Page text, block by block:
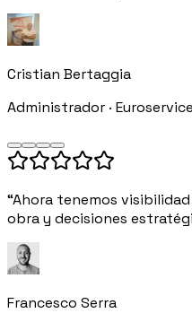
Cristian Bertaggia
Administrador · Euroservice
“Ahora tenemos
obra y decisiones
Francesco Serra